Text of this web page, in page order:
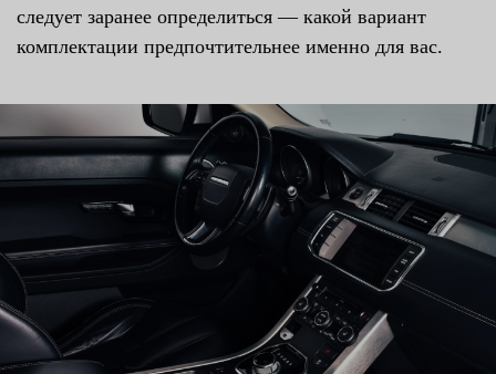
следует заранее определиться — какой вариант
комплектации предпочтительнее именно для вас.